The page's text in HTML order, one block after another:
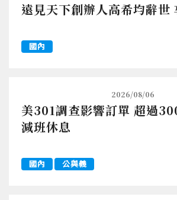
遠見天下創辦人高希均辭世
國內
2026/08/06
美301調查影響訂單 超過
減班休息
國內 公與義